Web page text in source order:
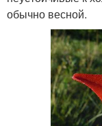
обычно весной.